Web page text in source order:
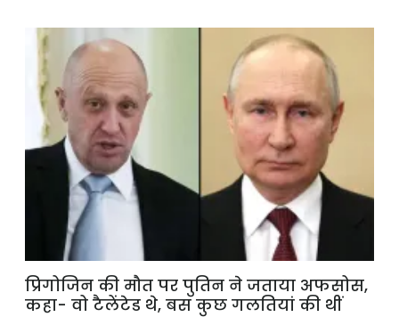
प्रिगोजिन की मौत पर पुतिन ने जताया अफसोस,
कहा- वो टैलेंटेड थे, बस कुछ गलतियां की थीं